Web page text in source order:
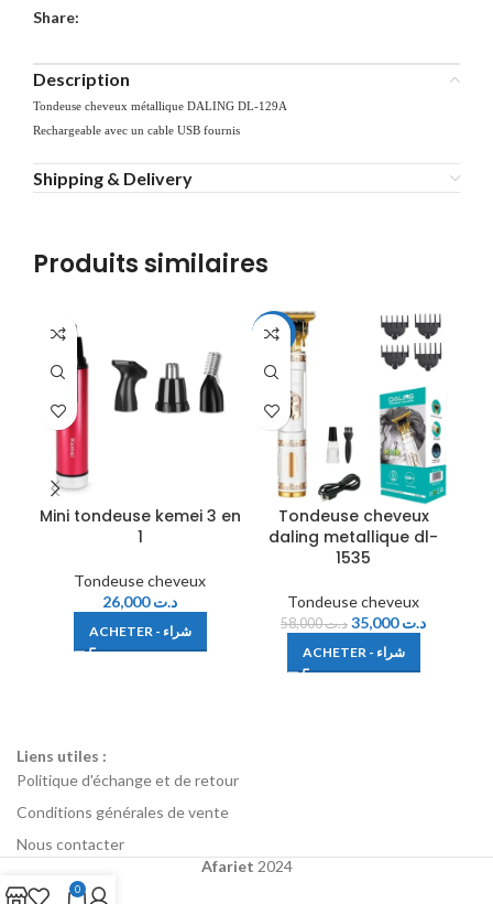
Share:
Description
Tondeuse cheveux métallique DALING DL-129A
Rechargeable avec un cable USB fournis
Shipping & Delivery
Produits similaires
Mini tondeuse kemei 3 en
1
Tondeuse cheveux
د.ت26,000
ACHETER - شراء
-40%
Tondeuse cheveux
daling metallique dl-
1535
Tondeuse cheveux
د.ت58,000 د.ت35,000
ACHETER - شراء
Liens utiles :
Politique d'échange et de retour
Conditions générales de vente
Nous contacter
Afariet 2024
0